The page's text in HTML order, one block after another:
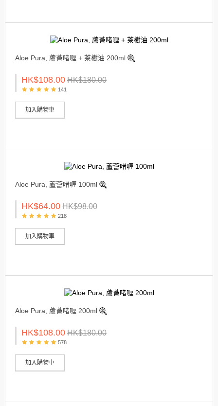
Aloe Pura, 蘆薈啫喱 + 茶樹油 200ml
HK$108.00 HK$180.00
141
加入購物車
Aloe Pura, 蘆薈啫喱 100ml
HK$64.00 HK$98.00
218
加入購物車
Aloe Pura, 蘆薈啫喱 200ml
HK$108.00 HK$180.00
578
加入購物車